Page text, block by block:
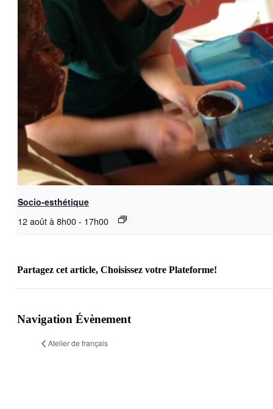
Socio-esthétique
12 août à 8h00- 17h00
Partagez cet article, Choisissez votre Plateforme!
Navigation Évènement
Atelier de français